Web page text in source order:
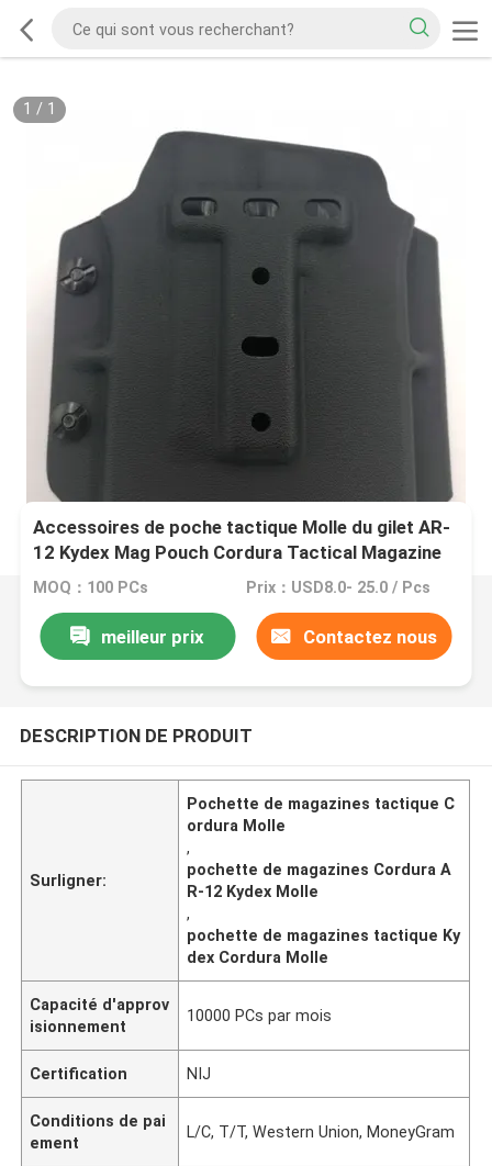
1 / 1
Accessoires de poche tactique Molle du gilet AR-
12 Kydex Mag Pouch Cordura Tactical Magazine
MOQ：100 PCs Prix：USD8.0- 25.0 / Pcs
meilleur prix Contactez nous
DESCRIPTION DE PRODUIT
Surligner:
Pochette de magazines tactique C
ordura Molle
,
pochette de magazines Cordura A
R-12 Kydex Molle
,
pochette de magazines tactique Ky
dex Cordura Molle
Capacité d'approv
isionnement
10000 PCs par mois
Certification NIJ
Conditions de pai
ement
L/C, T/T, Western Union, MoneyGram